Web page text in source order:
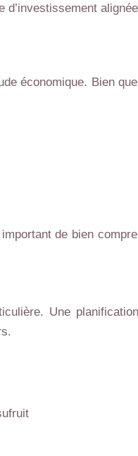
économique. Bien
de bien
Une